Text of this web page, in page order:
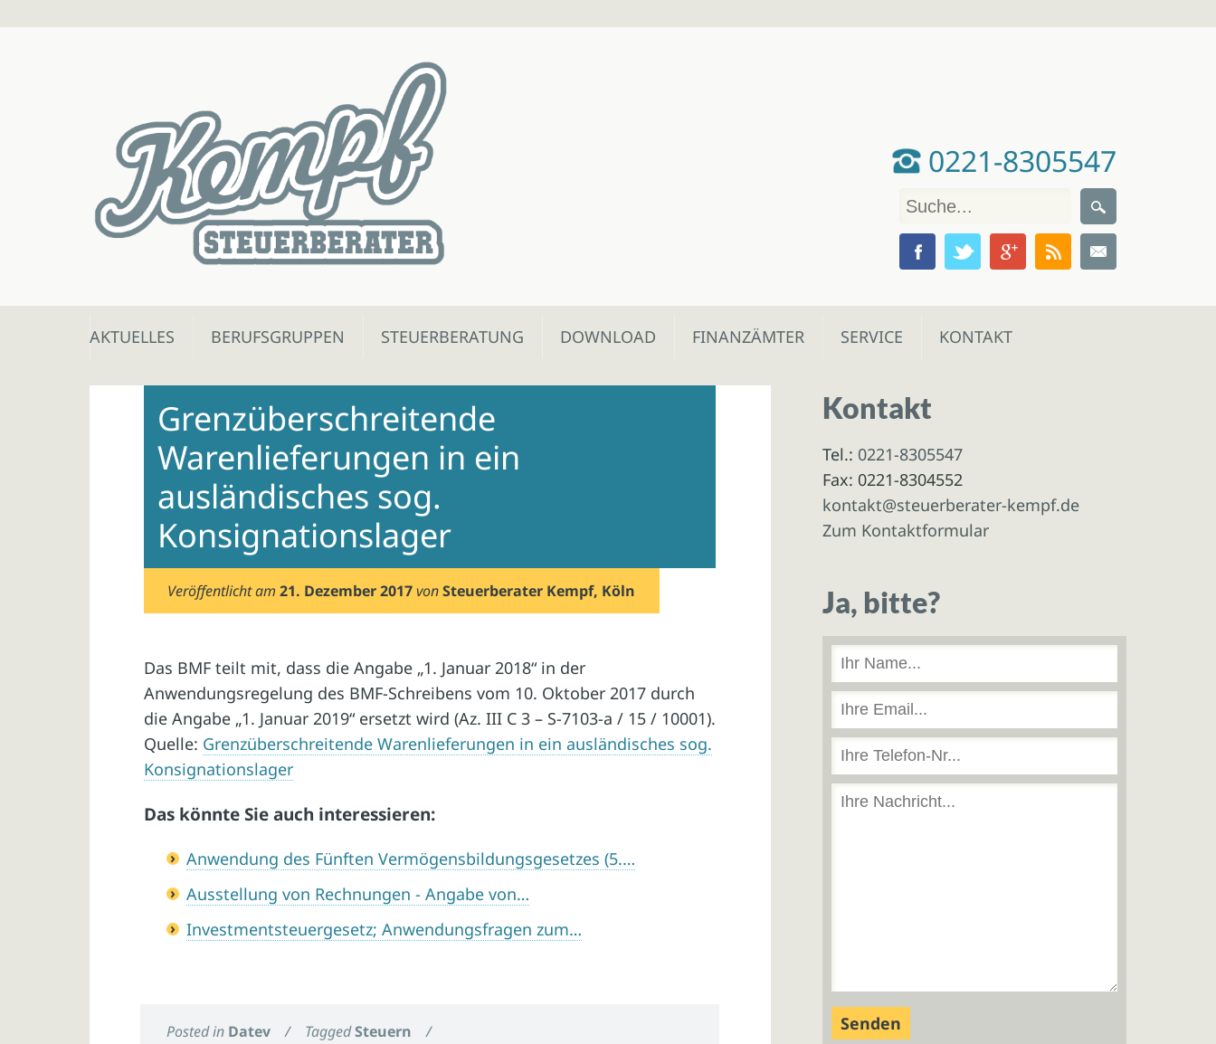
0221-8305547
Skip
AKTUELLES BERUFSGRUPPEN STEUERBERATUNG DOWNLOAD FINANZÄMTER SERVICE KONTAKT
Grenzüberschreitende
Warenlieferungen in ein
ausländisches sog.
Konsignationslager
Veröffentlicht am21. Dezember 2017 vonSteuerberater Kempf, Köln
Das BMF teilt mit, dass die Angabe „1. Januar 2018“ in der
Anwendungsregelung des BMF-Schreibens vom 10. Oktober 2017 durch
die Angabe „1. Januar 2019“ ersetzt wird (Az. III C 3 – S-7103-a / 15 / 10001).
Quelle: Grenzüberschreitende Warenlieferungen in ein ausländisches sog.
Konsignationslager
Das könnte Sie auch interessieren:
Anwendung des Fünften Vermögensbildungsgesetzes (5.…
Ausstellung von Rechnungen - Angabe von…
Investmentsteuergesetz; Anwendungsfragen zum…
Posted in Datev / TaggedSteuern /
Kontakt
Tel.: 0221-8305547
Fax: 0221-8304552
kontakt@steuerberater-kempf.de
Zum Kontaktformular
Ja, bitte?